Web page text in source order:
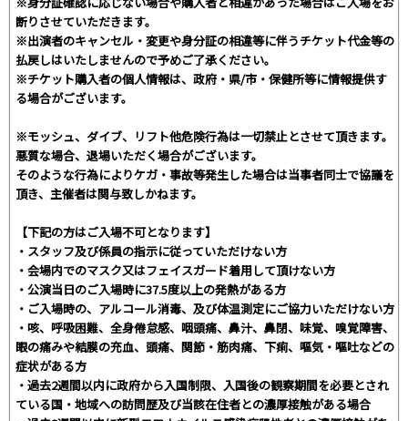
断りさせていただきます。
※出演者のキャンセル・変更や身分証の相違等に伴うチケット代金等の
払戻しはいたしませんので予めご了承ください。
※チケット購入者の個人情報は、政府・県/市・保健所等に情報提供す
る場合がございます。
※モッシュ、ダイブ、リフト他危険行為は一切禁止とさせて頂きます。
悪質な場合、退場いただく場合がございます。
そのような行為によりケガ・事故等発生した場合は当事者同士で協議を
頂き、主催者は関与致しかねます。
【下記の方はご入場不可となります】
・スタッフ及び係員の指示に従っていただけない方
・会場内でのマスク又はフェイスガード着用して頂けない方
・公演当日のご入場時に37.5度以上の発熱がある方
・ご入場時の、アルコール消毒、及び体温測定にご協力いただけない方
・咳、呼吸困難、全身倦怠感、咽頭痛、鼻汁、鼻閉、味覚、嗅覚障害、
眼の痛みや結膜の充血、頭痛、関節・筋肉痛、下痢、嘔気・嘔吐などの
症状がある方
・過去2週間以内に政府から入国制限、入国後の観察期間を必要とされ
ている国・地域への訪問歴及び当該在住者との濃厚接触がある場合